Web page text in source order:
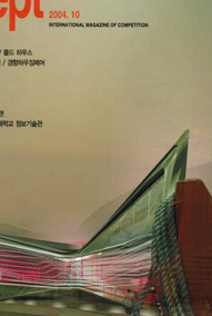
/ Stadtlohn
– Stadtlohn
/ University of Edinburgh
Telegraphs, and Hero of
of Dubai – A Manifesto of
Städtebaukonzept für
– Caracas – ds3webzuCity
| PearltreeszuCity
2026
2026